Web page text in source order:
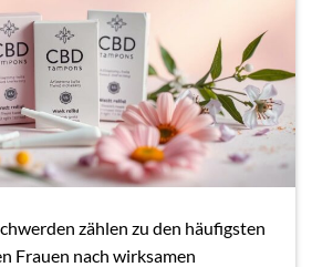
zählen zu den häufigsten
Frauen nach wirksamen